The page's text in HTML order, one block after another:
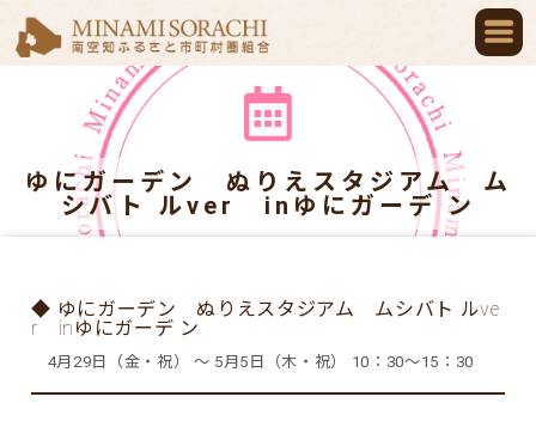
ゆにガーデン ぬりえスタジアム ム
シバト ルver inゆにガーデ ン
◆ ゆにガーデン ぬりえスタジアム ムシバト ルve
r inゆにガーデ ン
4月29日（金・祝） ～ 5月5日（木・祝） 10：30～15：30